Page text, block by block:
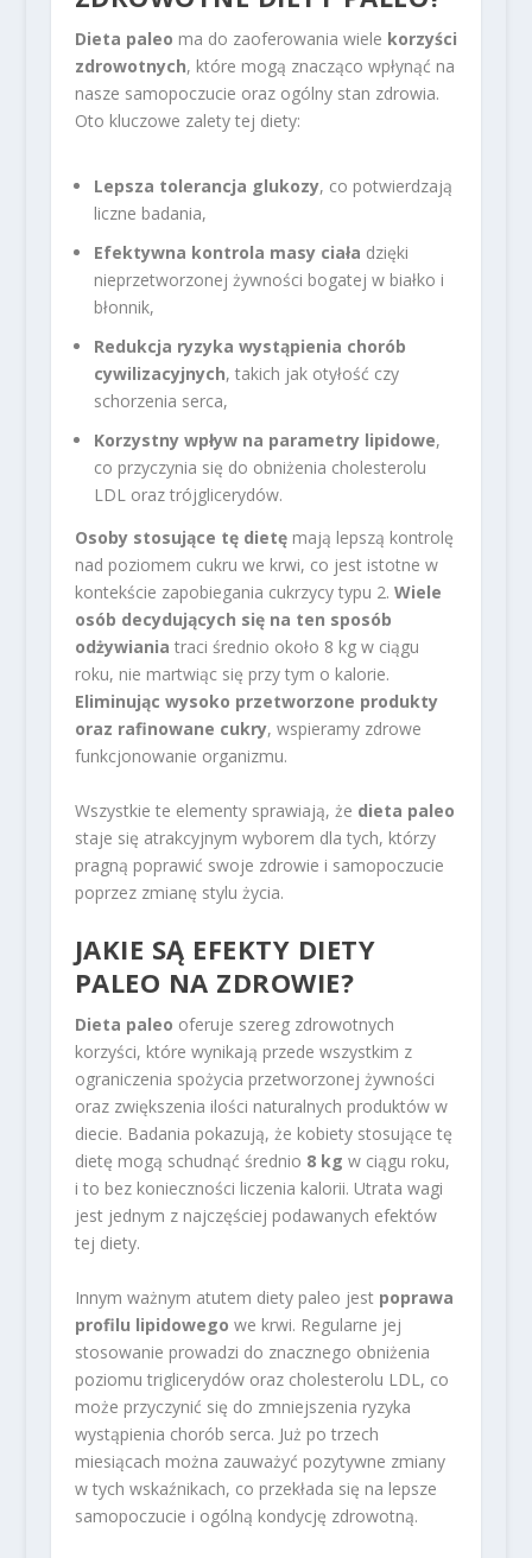
Dieta paleo ma do zaoferowania wiele korzyści
zdrowotnych, które mogą znacząco wpłynąć na
nasze samopoczucie oraz ogólny stan zdrowia.
Oto kluczowe zalety tej diety:
Lepsza tolerancja glukozy, co potwierdzają
liczne badania,
Efektywna kontrola masy ciała dzięki
nieprzetworzonej żywności bogatej w białko i
błonnik,
Redukcja ryzyka wystąpienia chorób
cywilizacyjnych, takich jak otyłość czy
schorzenia serca,
Korzystny wpływ na parametry lipidowe,
co przyczynia się do obniżenia cholesterolu
LDL oraz trójglicerydów.
Osoby stosujące tę dietęmają lepszą kontrolę
nad poziomem cukru we krwi, co jest istotne w
kontekście zapobiegania cukrzycy typu 2. Wiele
osób decydujących się na ten sposób
odżywiania traci średnio około 8 kg w ciągu
roku, nie martwiąc się przy tym o kalorie.
Eliminując wysoko przetworzone produkty
oraz rafinowane cukry, wspieramy zdrowe
funkcjonowanie organizmu.
Wszystkie te elementy sprawiają, że dieta paleo
staje się atrakcyjnym wyborem dla tych, którzy
pragną poprawić swoje zdrowie i samopoczucie
poprzez zmianę stylu życia.
JAKIE SĄ EFEKTY DIETY
PALEO NA ZDROWIE?
Dieta paleo oferuje szereg zdrowotnych
korzyści, które wynikają przede wszystkim z
ograniczenia spożycia przetworzonej żywności
oraz zwiększenia ilości naturalnych produktów w
diecie. Badania pokazują, że kobiety stosujące tę
dietę mogą schudnąć średnio 8 kg w ciągu roku,
i to bez konieczności liczenia kalorii. Utrata wagi
jest jednym z najczęściej podawanych efektów
tej diety.
Innym ważnym atutem diety paleo jest poprawa
profilu lipidowego we krwi. Regularne jej
stosowanie prowadzi do znacznego obniżenia
poziomu triglicerydów oraz cholesterolu LDL, co
może przyczynić się do zmniejszenia ryzyka
wystąpienia chorób serca. Już po trzech
miesiącach można zauważyć pozytywne zmiany
w tych wskaźnikach, co przekłada się na lepsze
samopoczucie i ogólną kondycję zdrowotną.